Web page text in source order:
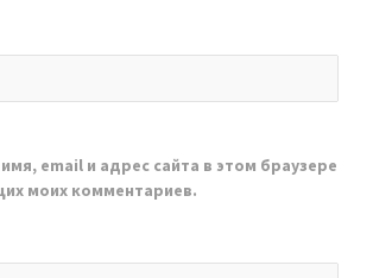
email и адрес сайта в этом браузере
моих комментариев.